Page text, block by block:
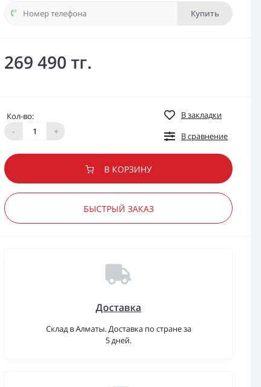
Купить
269 490 тг.
Кол-во:
-
+
В закладки
В сравнение
В КОРЗИНУ
БЫСТРЫЙ ЗАКАЗ
Доставка
Склад в Алматы. Доставка по стране за
5 дней.